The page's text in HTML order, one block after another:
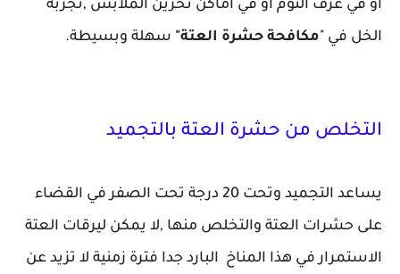
او في غرف النوم او في اماكن تخزين الملابس ,تجربة
الخل في "مكافحة حشرة العتة" سهلة وبسيطة.
التخلص من حشرة العتة بالتجميد
يساعد التجميد وتحت 20 درجة تحت الصفر في القضاء
على حشرات العتة والتخلص منها ,لا يمكن ليرقات العتة
الاستمرار في هذا المناخ البارد جدا فترة زمنية لا تزيد عن